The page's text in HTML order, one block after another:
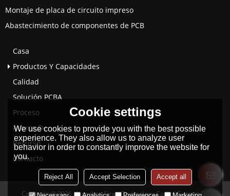
Montaje de placa de circuito impreso
Abastecimiento de componentes de PCB
Casa
Productos Y Capacidades
Calidad
Solución PCBA
Proceso
Acerca De
Recurso
Contacto
Copyright © 2026 Hangzhou Singo Technology Co.,LtdSupport By
Cookie settings
We use cookies to provide you with the best possible
experience. They also allow us to analyze user
behavior in order to constantly improve the website for
you.
Reject All Accept Selection Accept all